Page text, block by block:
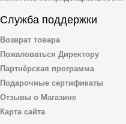
Служба поддержки
Возврат товара
Пожаловаться Директору
Партнёрская программа
Подарочные сертификаты
Отзывы о Магазине
Карта сайта